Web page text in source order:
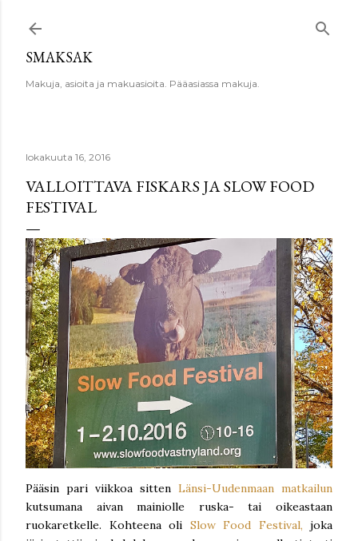
SMAKSAK
Makuja, asioita ja makuasioita. Pääasiassa makuja.
lokakuuta 16, 2016
VALLOITTAVA FISKARS JA SLOW FOOD
FESTIVAL
Pääsin pari viikkoa sitten Länsi-Uudenmaan matkailun
kutsumana aivan mainiolle ruska- tai oikeastaan
ruokaretkelle. Kohteena oli Slow Food Festival, joka